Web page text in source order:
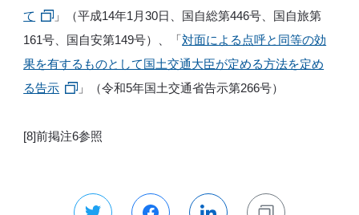
て
」（平成14年1月30日、国自総第446号、国自旅第
161号、国自安第149号）、「対面による点呼と同等の効
果を有するものとして国土交通大臣が定める方法を定め
る告示
」（令和5年国土交通省告示第266号）
[8]前掲注6参照